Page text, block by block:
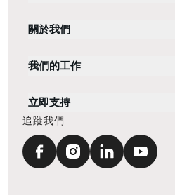
關於我們
我們的工作
立即支持
追蹤我們